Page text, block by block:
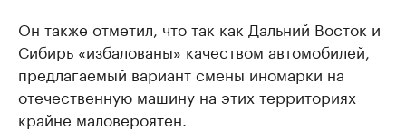
Он также отметил, что так как Дальний Восток и
Сибирь «избалованы» качеством автомобилей,
предлагаемый вариант смены иномарки на
отечественную машину на этих территориях
крайне маловероятен.